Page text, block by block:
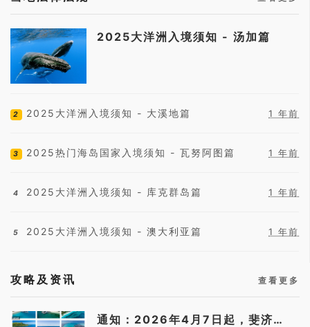
2025大洋洲入境须知 - 汤加篇
2 2025大洋洲入境须知 - 大溪地篇 1 年前
3 2025热门海岛国家入境须知 - 瓦努阿图篇 1 年前
4 2025大洋洲入境须知 - 库克群岛篇 1 年前
5 2025大洋洲入境须知 - 澳大利亚篇 1 年前
攻略及资讯 查看更多
通知：2026年4月7日起，斐济